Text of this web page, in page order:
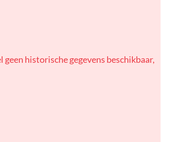
historische gegevens beschikbaar,